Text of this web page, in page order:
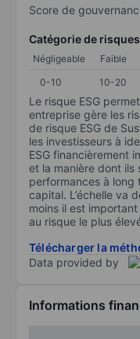
Score de
Catégorie de risques
Négligeable Faible
0-10
10-20
Le risque ESG
entreprise gère les
de risque ESG de
les investisseurs à
ESG financièrement
et la manière dont ils
performances à long
capital. L’échelle va
moins il est
au risque le plus
Télécharger la
Data provided by
Informations